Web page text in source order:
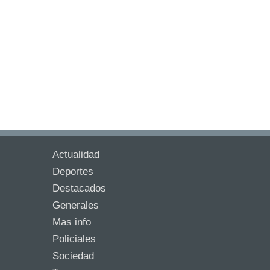
Actualidad
Deportes
Destacados
Generales
Mas info
Policiales
Sociedad